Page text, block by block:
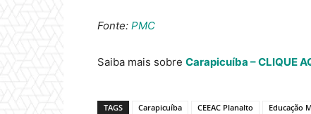
Fonte: PMC
Saiba mais sobre Carapicuíba – CLIQUE
TAGS Carapicuíba CEEAC Planalto Educação